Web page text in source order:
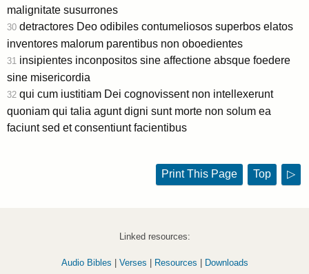
malignitate susurrones
30 detractores Deo odibiles contumeliosos superbos elatos
inventores malorum parentibus non oboedientes
31 insipientes inconpositos sine affectione absque foedere
sine misericordia
32 qui cum iustitiam Dei cognovissent non intellexerunt
quoniam qui talia agunt digni sunt morte non solum ea
faciunt sed et consentiunt facientibus
Print This Page Top ▷
Linked resources:
Audio Bibles Verses Resources Downloads